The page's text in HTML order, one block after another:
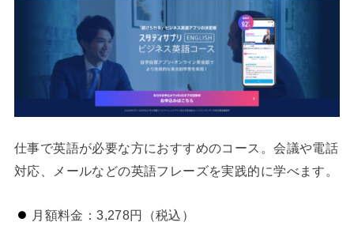
仕事で英語が必要な方におすすめのコース。会議や電話
対応、メールなどの英語フレーズを実践的に学べます。
月額料金：3,278円（税込）